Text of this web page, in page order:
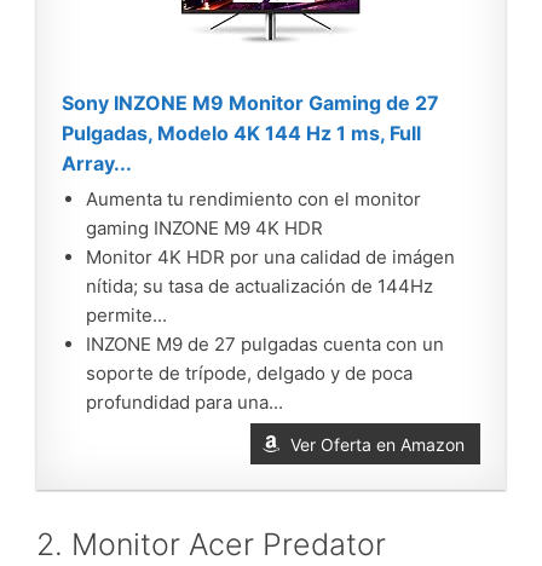
Sony INZONE M9 Monitor Gaming de 27
Pulgadas, Modelo 4K 144 Hz 1 ms, Full
Array...
Aumenta tu rendimiento con el monitor
gaming INZONE M9 4K HDR
Monitor 4K HDR por una calidad de imágen
nítida; su tasa de actualización de 144Hz
permite...
INZONE M9 de 27 pulgadas cuenta con un
soporte de trípode, delgado y de poca
profundidad para una...
Ver Oferta en Amazon
2. Monitor Acer Predator